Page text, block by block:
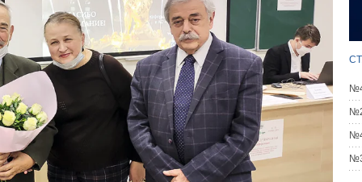
их энергоэффективной эксплуатации:
и других элементов системы.
системы:
близко к точке максимального КПД;
от изменяющихся условий и характеристик
этом рабочая точка всегда находится в пределах